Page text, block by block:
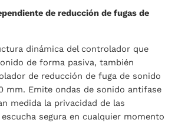
de reducción de fugas de
dinámica del controlador que
de forma pasiva, también
de reducción de fuga de sonido
mm. Emite ondas de sonido antifase
medida la privacidad de las
segura en cualquier momento